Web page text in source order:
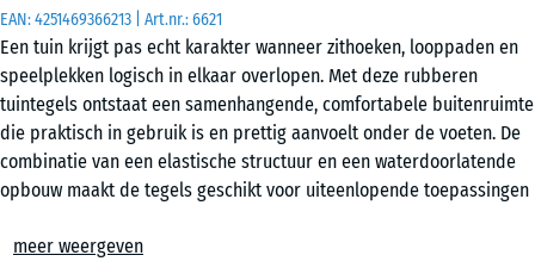
EAN:4251469366213 | Art.nr.:6621
Een tuin krijgt pas echt karakter wanneer zithoeken, looppaden en
speelplekken logisch in elkaar overlopen. Met deze rubberen
tuintegels ontstaat een samenhangende, comfortabele buitenruimte
die praktisch in gebruik is en prettig aanvoelt onder de voeten. De
combinatie van een elastische structuur en een waterdoorlatende
opbouw maakt de tegels geschikt voor uiteenlopende toepassingen
Stabiele verbinding zonder bevestiging
meer weergeven
50
x
50
x 3
cm
|
m²
- € 3,50